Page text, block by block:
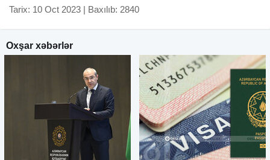
Tarix: 10 Oct 2023 | Baxılıb: 2840
Oxşar xəbərlər